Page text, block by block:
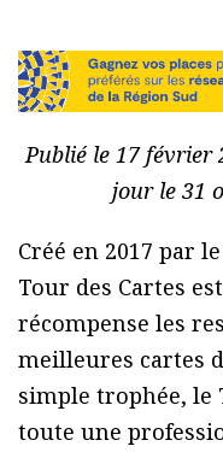
Publié le 17 février
jour le 31
Créé en 2017 par
Tour des Cartes
récompense les
meilleures cartes
simple trophée, le
toute une